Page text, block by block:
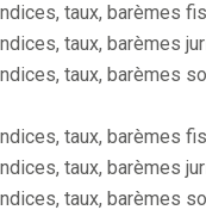
taux, barèmes
taux, barèmes
taux, barèmes
taux, barèmes
taux, barèmes
taux, barèmes